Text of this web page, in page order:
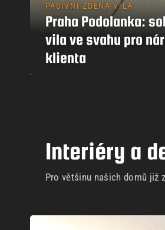
PASIVNÍ ZDĚNÁ VILA
Praha Podolanka:
vila ve svahu pro
klienta
Interiéry a
Pro většinu našich domů již